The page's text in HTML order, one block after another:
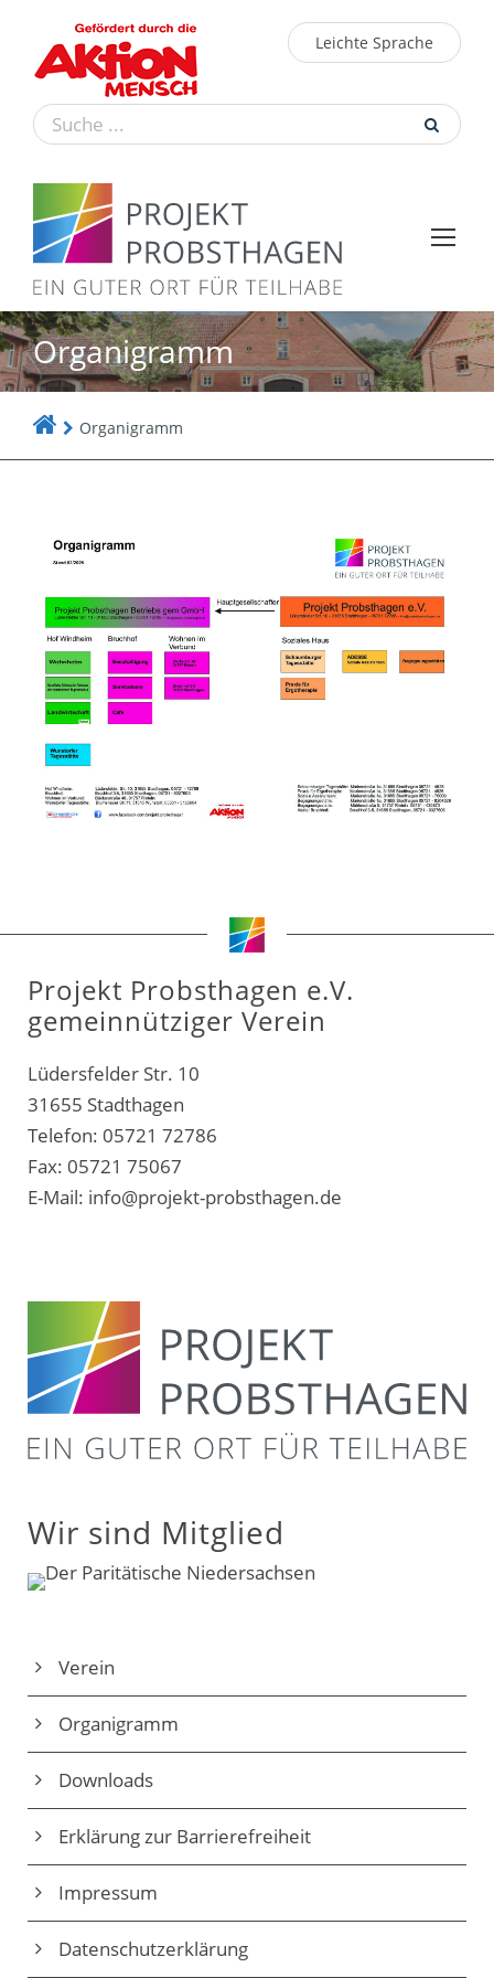
Leichte Sprache
Organigramm
Organigramm
Projekt Probsthagen e.V.
gemeinnütziger Verein
Lüdersfelder Str. 10
31655 Stadthagen
Telefon: 05721 72786
Fax: 05721 75067
E-Mail: info@projekt-probsthagen.de
Wir sind Mitglied
Verein
Organigramm
Downloads
Erklärung zur Barrierefreiheit
Impressum
Datenschutz­erklärung